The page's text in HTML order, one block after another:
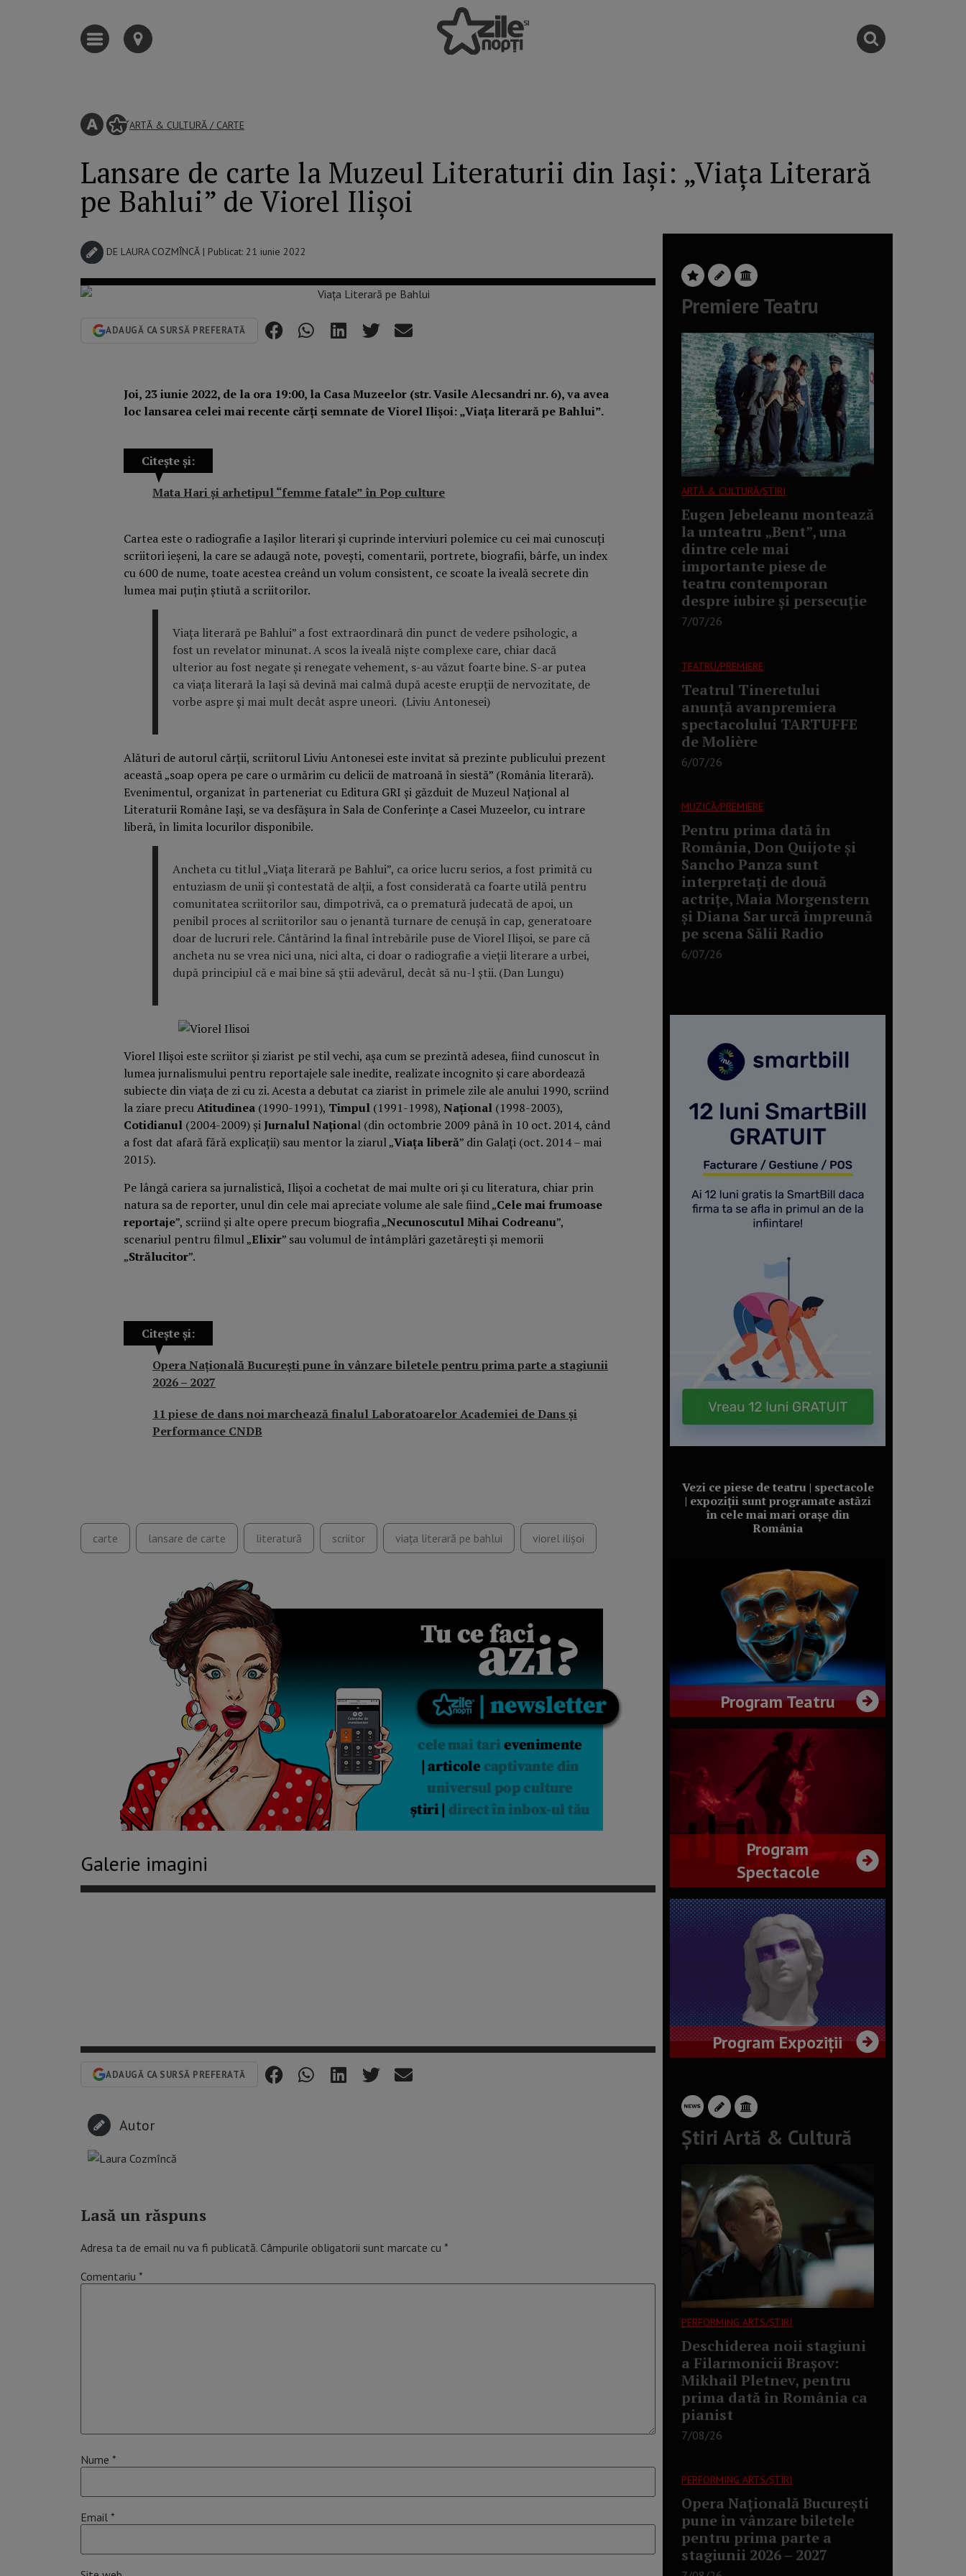
ARTĂ & CULTURĂ / CARTE
Lansare de carte la Muzeul Literaturii din Iaşi: „Viaţa Literară
pe Bahlui” de Viorel Ilişoi
DE LAURA COZMÎNCĂ | Publicat: 21 iunie 2022
ADAUGĂ CA SURSĂ PREFERATĂ
Joi, 23 iunie 2022, de la ora 19:00, la Casa Muzeelor (str. Vasile Alecsandri nr. 6), va avea
loc lansarea celei mai recente cărți semnate de Viorel Ilișoi: „Viaţa literară pe Bahlui”.
Citește și:
Mata Hari şi arhetipul “femme fatale” în Pop culture
Cartea este o radiografie a Iașilor literari şi cuprinde interviuri polemice cu cei mai cunoscuți
scriitori ieșeni, la care se adaugă note, povești, comentarii, portrete, biografii, bârfe, un index
cu 600 de nume, toate acestea creând un volum consistent, ce scoate la iveală secrete din
lumea mai puțin știută a scriitorilor.
Viața literară pe Bahlui” a fost extraordinară din punct de vedere psihologic, a
fost un revelator minunat. A scos la iveală nişte complexe care, chiar dacă
ulterior au fost negate şi renegate vehement, s-au văzut foarte bine. S-ar putea
ca viaţa literară la Iaşi să devină mai calmă după aceste erupţii de nervozitate, de
vorbe aspre şi mai mult decât aspre uneori. (Liviu Antonesei)
Alături de autorul cărții, scriitorul Liviu Antonesei este invitat să prezinte publicului prezent
această „soap opera pe care o urmărim cu delicii de matroană în siestă” (România literară).
Evenimentul, organizat în parteneriat cu Editura GRI și găzduit de Muzeul Național al
Literaturii Române Iași, se va desfășura în Sala de Conferințe a Casei Muzeelor, cu intrare
liberă, în limita locurilor disponibile.
Ancheta cu titlul „Viaţa literară pe Bahlui”, ca orice lucru serios, a fost primită cu
entuziasm de unii şi contestată de alţii, a fost considerată ca foarte utilă pentru
comunitatea scriitorilor sau, dimpotrivă, ca o prematură judecată de apoi, un
penibil proces al scriitorilor sau o jenantă turnare de cenuşă în cap, generatoare
doar de lucruri rele. Cântărind la final întrebările puse de Viorel Ilişoi, se pare că
ancheta nu se vrea nici una, nici alta, ci doar o radiografie a vieţii literare a urbei,
după principiul că e mai bine să ştii adevărul, decât să nu-l ştii. (Dan Lungu)
Viorel Ilişoi este scriitor şi ziarist pe stil vechi, aşa cum se prezintă adesea, fiind cunoscut în
lumea jurnalismului pentru reportajele sale inedite, realizate incognito şi care abordează
subiecte din viaţa de zi cu zi. Acesta a debutat ca ziarist în primele zile ale anului 1990, scriind
la ziare precuAtitudinea (1990-1991), Timpul (1991-1998), Național (1998-2003),
Cotidianul (2004-2009) șiJurnalul Național (din octombrie 2009 până în 10 oct. 2014, când
a fost dat afară fără explicații) sau mentor la ziarul „Viața liberă” din Galați (oct. 2014 – mai
2015).
Pe lângă cariera sa jurnalistică, Ilișoi a cochetat de mai multe ori şi cu literatura, chiar prin
natura sa de reporter, unul din cele mai apreciate volume ale sale fiind „Cele mai frumoase
reportaje”, scriind şi alte opere precum biografia „Necunoscutul Mihai Codreanu”,
scenariul pentru filmul „Elixir” sau volumul de întâmplări gazetăreşti şi memorii
„Strălucitor”.
Citește și:
Opera Națională București pune în vânzare biletele pentru prima parte a stagiunii
2026 – 2027
11 piese de dans noi marchează finalul Laboratoarelor Academiei de Dans și
Performance CNDB
carte lansare de carte literatură scriitor viaţa literară pe bahlui viorel ilişoi
Galerie imagini
ADAUGĂ CA SURSĂ PREFERATĂ
Autor
Lasă un răspuns
Adresa ta de email nu va fi publicată. Câmpurile obligatorii sunt marcate cu *
Comentariu *
Nume *
Email *
Premiere Teatru
ARTĂ & CULTURĂ/ȘTIRI
Eugen Jebeleanu montează
la unteatru „Bent”, una
dintre cele mai
importante piese de
teatru contemporan
despre iubire și persecuție
7/07/26
TEATRU/PREMIERE
Teatrul Tineretului
anunță avanpremiera
spectacolului TARTUFFE
de Molière
6/07/26
MUZICĂ/PREMIERE
Pentru prima dată în
România, Don Quijote și
Sancho Panza sunt
interpretați de două
actrițe, Maia Morgenstern
și Diana Sar urcă împreună
pe scena Sălii Radio
6/07/26
Vezi ce piese de teatru | spectacole
| expoziții sunt programate astăzi
în cele mai mari orașe din
România
Program Teatru
Program
Spectacole
Program Expoziții
Știri Artă & Cultură
PERFORMING ARTS/ȘTIRI
Deschiderea noii stagiuni
a Filarmonicii Brașov:
Mikhail Pletnev, pentru
prima dată în România ca
pianist
7/08/26
PERFORMING ARTS/ȘTIRI
Opera Națională București
pune în vânzare biletele
pentru prima parte a
stagiunii 2026 – 2027